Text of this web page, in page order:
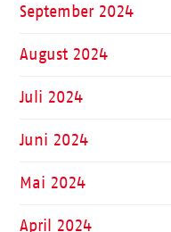
September 2024
August 2024
Juli 2024
Juni 2024
Mai 2024
April 2024